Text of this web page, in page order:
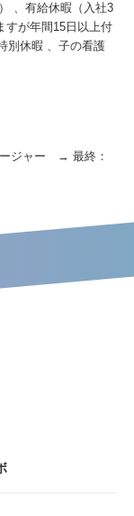
、有給休暇（入社3
すが年間15日以上付
別休暇 、子の看護
ジャー → 最終：